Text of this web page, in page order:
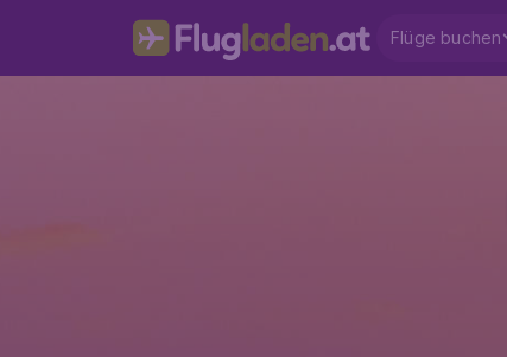
Flüge buchen